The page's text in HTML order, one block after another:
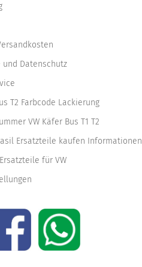
und Datenschutz
T2 Farbcode Lackierung
VW Käfer Bus T1 T2
Ersatzteile kaufen Informationen
Ersatzteile für VW